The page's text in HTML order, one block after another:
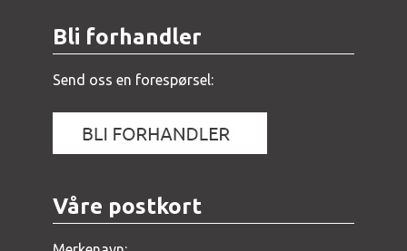
Bli forhandler
Send oss en forespørsel:
Våre postkort